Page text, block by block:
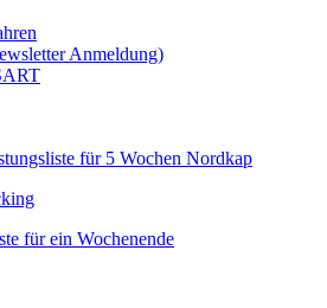
Anmeldung)
für 5 Wochen Nordkap
für ein Wochenende